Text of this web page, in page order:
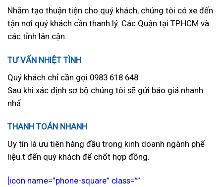
Nhằm tạo thuận tiện cho quý khách, chúng tôi có xe đến
tận nơi quý khách cần thanh lý. Các Quận tại TP.HCM và
các tỉnh lân cận.
TƯ VẤN NHIỆT TÌNH
Quý khách chỉ cần gọi 0983 618 648
Sau khi xác định sơ bộ chúng tôi sẽ gửi báo giá nhanh
nhấ
THANH TOÁN NHANH
Uy tín là ưu tiên hàng đầu trong kinh doanh ngành phế
liệu.t đến quý khách để chốt hợp đồng.
[icon name=”phone-square” class=””